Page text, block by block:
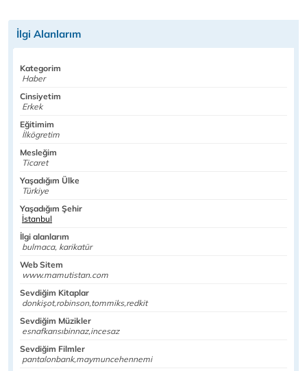
İlgi Alanlarım
Kategorim
Haber
Cinsiyetim
Erkek
Eğitimim
İlkögretim
Mesleğim
Ticaret
Yaşadığım Ülke
Türkiye
Yaşadığım Şehir
İstanbul
İlgi alanlarım
bulmaca, karikatür
Web Sitem
www.mamutistan.com
Sevdiğim Kitaplar
donkişot,robinson,tommiks,redkit
Sevdiğim Müzikler
esnafkarısıbinnaz,incesaz
Sevdiğim Filmler
pantalonbank,maymuncehennemi